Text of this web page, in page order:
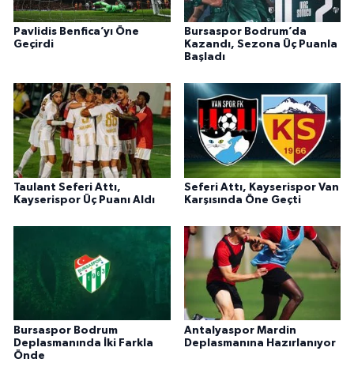
Pavlidis Benfica’yı Öne
Geçirdi
Bursaspor Bodrum’da
Kazandı, Sezona Üç Puanla
Başladı
Taulant Seferi Attı,
Kayserispor Üç Puanı Aldı
Seferi Attı, Kayserispor Van
Karşısında Öne Geçti
Bursaspor Bodrum
Deplasmanında İki Farkla
Önde
Antalyaspor Mardin
Deplasmanına Hazırlanıyor